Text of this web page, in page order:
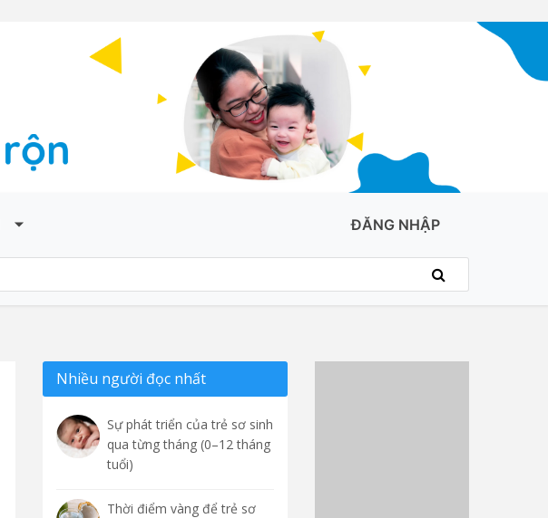
ĐĂNG NHẬP
Nhiều người đọc nhất
Sự phát triển của trẻ sơ sinh
qua từng tháng (0–12 tháng
tuổi)
Thời điểm vàng để trẻ sơ